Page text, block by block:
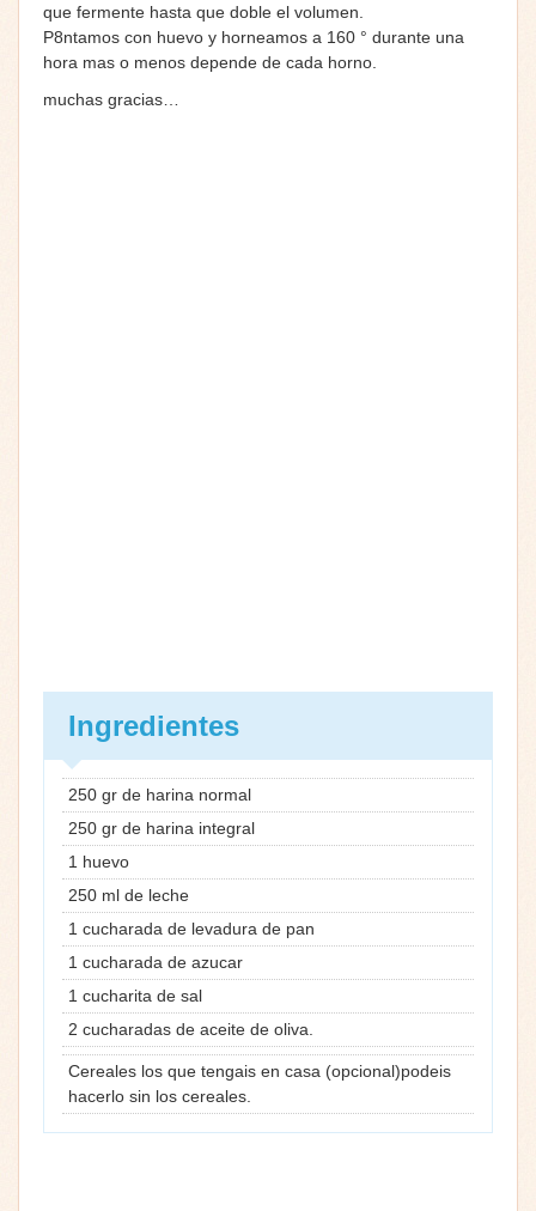
que fermente hasta que doble el volumen.
P8ntamos con huevo y horneamos a 160 ° durante una
hora mas o menos depende de cada horno.
muchas gracias…
Ingredientes
250 gr de harina normal
250 gr de harina integral
1 huevo
250 ml de leche
1 cucharada de levadura de pan
1 cucharada de azucar
1 cucharita de sal
2 cucharadas de aceite de oliva.
Cereales los que tengais en casa (opcional)podeis
hacerlo sin los cereales.